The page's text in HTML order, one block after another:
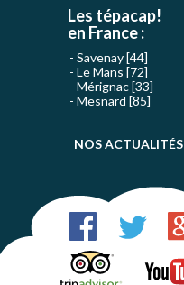
Les tépacap!
en France :
Savenay [44]
Le Mans [72]
Mérignac [33]
Mesnard [85]
NOS ACTUALITÉS